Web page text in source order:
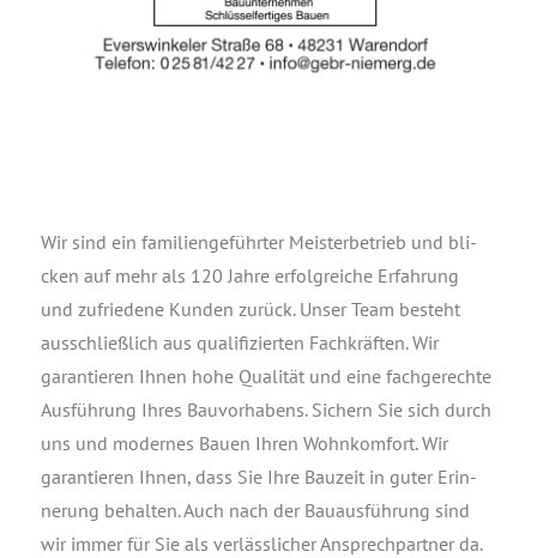
Wir sind ein fami­li­en­ge­führ­ter Meis­ter­be­trieb und bli­
cken auf mehr als 120 Jah­re erfolg­rei­che Erfah­rung
und zufrie­de­ne Kun­den zurück. Unser Team besteht
aus­schließ­lich aus qua­li­fi­zier­ten Fach­kräf­ten. Wir
garan­tie­ren Ihnen hohe Qua­li­tät und eine fach­ge­rech­te
Aus­füh­rung Ihres Bau­vor­ha­bens. Sichern Sie sich durch
uns und moder­nes Bau­en Ihren Wohn­kom­fort. Wir
garan­tie­ren Ihnen, dass Sie Ihre Bau­zeit in guter Erin­
ne­rung behal­ten. Auch nach der Bau­aus­füh­rung sind
wir immer für Sie als ver­läss­li­cher Ansprech­part­ner da.